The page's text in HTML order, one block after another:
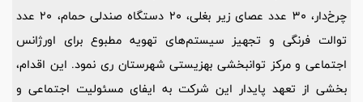
چرخ‌دار، 30 عدد عصای زیر بغلی، 20 دستگاه صندلی حمام، 20 عدد
توالت فرنگی و تجهیز سیستم‌های تهویه مطبوع برای اورژانس
اجتماعی و مرکز توانبخشی بهزیستی شهرستان ری نمود. این اقدام،
بخشی از تعهد پایدار این شرکت به ایفای مسئولیت اجتماعی و